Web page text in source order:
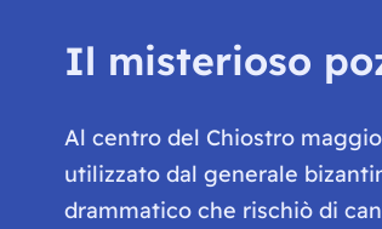
Il misterioso
Al centro del Chiostro
utilizzato dal generale
drammatico che rischiò di